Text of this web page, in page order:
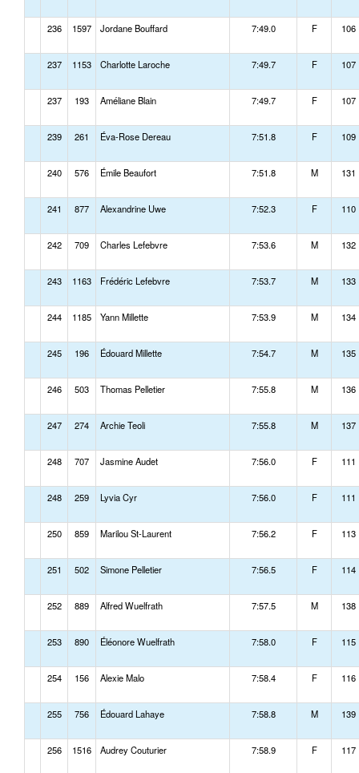
236 1597 Jordane Bouffard 7:49.0 F 106
237 1153 Charlotte Laroche 7:49.7 F 107
237 193 Améliane Blain 7:49.7 F 107
239 261 Éva-Rose Dereau 7:51.8 F 109
240 576 Émile Beaufort 7:51.8 M 131
241 877 Alexandrine Uwe 7:52.3 F 110
242 709 Charles Lefebvre 7:53.6 M 132
243 1163 Frédéric Lefebvre 7:53.7 M 133
244 1185 Yann Millette 7:53.9 M 134
245 196 Édouard Millette 7:54.7 M 135
246 503 Thomas Pelletier 7:55.8 M 136
247 274 Archie Teoli 7:55.8 M 137
248 707 Jasmine Audet 7:56.0 F 111
248 259 Lyvia Cyr 7:56.0 F 111
250 859 Marilou St-Laurent 7:56.2 F 113
251 502 Simone Pelletier 7:56.5 F 114
252 889 Alfred Wuelfrath 7:57.5 M 138
253 890 Éléonore Wuelfrath 7:58.0 F 115
254 156 Alexie Malo 7:58.4 F 116
255 756 Édouard Lahaye 7:58.8 M 139
256 1516 Audrey Couturier 7:58.9 F 117